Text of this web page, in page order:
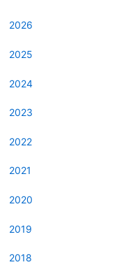
2026
2025
2024
2023
2022
2021
2020
2019
2018